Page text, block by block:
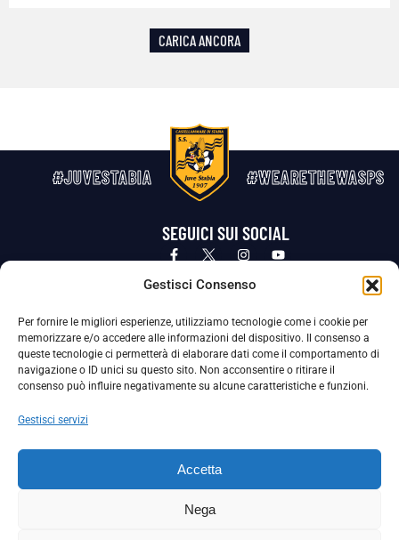
Gestisci Consenso
Per fornire le migliori esperienze, utilizziamo tecnologie come i cookie per
memorizzare e/o accedere alle informazioni del dispositivo. Il consenso a
queste tecnologie ci permetterà di elaborare dati come il comportamento di
navigazione o ID unici su questo sito. Non acconsentire o ritirare il
consenso può influire negativamente su alcune caratteristiche e funzioni.
Gestisci servizi
Accetta
Nega
CARICA ANCORA
#JUVESTABIA #WEARETHEWASPS
SEGUICI SUI SOCIAL
Privacy Policy Cookie Policy
La Società ha nominato il Responsabile della Protezione dei Dati Personali (DPO), figura specializzata che vigila sulle modalità
adottate dalla nostra Società per tutelare i Suoi dati personali.
Per contattare il DPO può scrivere a
La Società ha inoltre adottato un proprio Codice Etico, consultabile al seguente link: